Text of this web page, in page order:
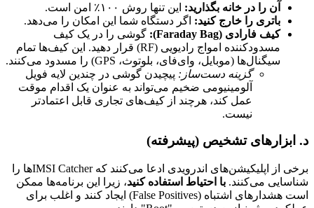
آن را در خانه بگذارید: این تنها روش ۱۰۰٪ امن است.
باتری را خارج کنید: اگر دستگاه شما این امکان را می‌دهد.
کیف فارادی (Faraday Bag):
گوشی را در یک کیف
مسدودکننده امواج رادیویی (RF) قرار دهید. این کیف‌ها تمام
سیگنال‌ها (موبایل، وای‌فای، بلوتوث، GPS) را مسدود می‌کنند.
گزینه دست‌ساز: پیچیدن گوشی در چندین لایه فویل
آلومینیومی ضخیم می‌تواند به عنوان یک اقدام موقت
عمل کند، هرچند از کیف‌های تجاری قابل اعتمادتر
نیست.
د. ابزارهای تشخیص (پیشرفته)
برخی از اپلیکیشن‌های اندرویدی ادعا می‌کنند که IMSI Catcherها را
شناسایی می‌کنند. با احتیاط استفاده کنید، زیرا این برنامه‌ها ممکن
است هشدارهای اشتباه (False Positives) ایجاد کنند و اغلب برای